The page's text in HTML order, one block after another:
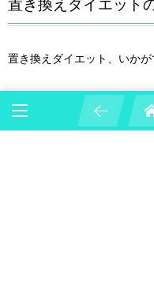
置き換えダイエット
置き換えダイエット、いかが
正しい基本の目的を身に付
す。